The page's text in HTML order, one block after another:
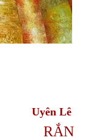
Uyên Lê
RẮN